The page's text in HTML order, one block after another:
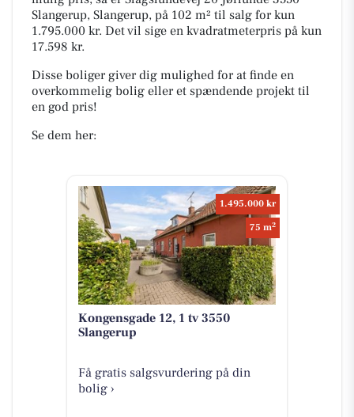
Slangerup, Slangerup, på 102 m² til salg for kun
1.795.000 kr. Det vil sige en kvadratmeterpris på kun
17.598 kr.
Disse boliger giver dig mulighed for at finde en
overkommelig bolig eller et spændende projekt til
en god pris!
Se dem her:
1.495.000 kr
75 m2
Kongensgade 12, 1 tv 3550
Slangerup
Få gratis salgsvurdering på din
bolig ›